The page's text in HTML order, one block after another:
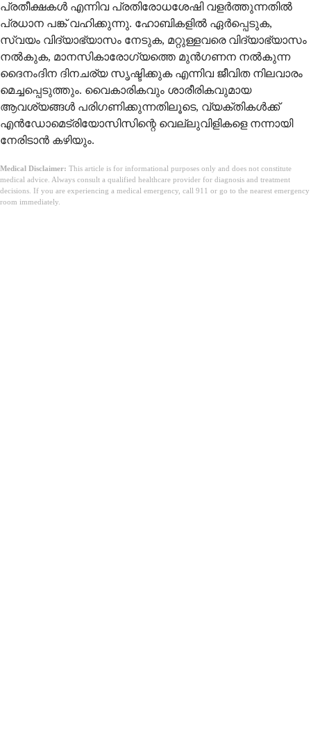
പ്രതീക്ഷകൾ എന്നിവ പ്രതിരോധശേഷി വളർത്തുന്നതിൽ
പ്രധാന പങ്ക് വഹിക്കുന്നു. ഹോബികളിൽ ഏർപ്പെടുക,
സ്വയം വിദ്യാഭ്യാസം നേടുക, മറ്റുള്ളവരെ വിദ്യാഭ്യാസം
നൽകുക, മാനസികാരോഗ്യത്തെ മുൻഗണന നൽകുന്ന
ദൈനംദിന ദിനചര്യ സൃഷ്ടിക്കുക എന്നിവ ജീവിത നിലവാരം
മെച്ചപ്പെടുത്തും. വൈകാരികവും ശാരീരികവുമായ
ആവശ്യങ്ങൾ പരിഗണിക്കുന്നതിലൂടെ, വ്യക്തികൾക്ക്
എൻഡോമെട്രിയോസിസിന്റെ വെല്ലുവിളികളെ നന്നായി
നേരിടാൻ കഴിയും.
Medical Disclaimer: This article is for informational purposes only and does not constitute
medical advice. Always consult a qualified healthcare provider for diagnosis and treatment
decisions. If you are experiencing a medical emergency, call 911 or go to the nearest emergency
room immediately.